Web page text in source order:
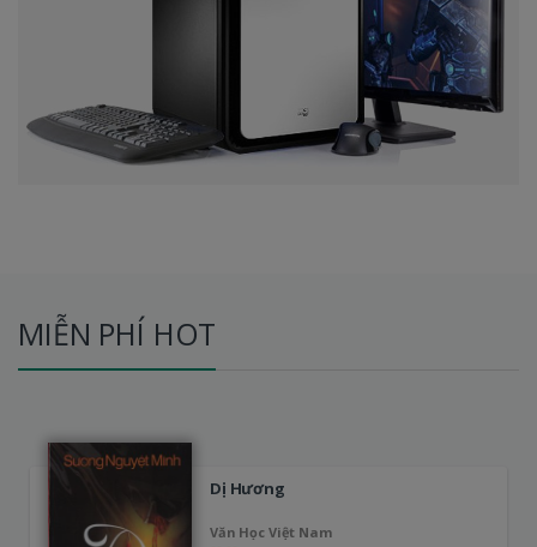
MIỄN PHÍ HOT
Dị Hương
Văn Học Việt Nam